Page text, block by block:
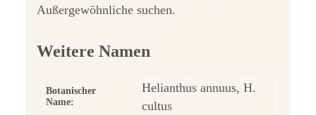
Außergewöhnliche suchen.
Weitere Namen
Botanischer
Name:
Helianthus annuus, H.
cultus